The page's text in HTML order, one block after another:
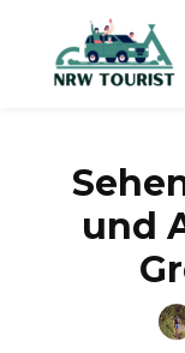
springen
und